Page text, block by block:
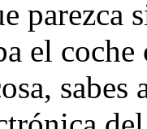
parezca
el coche